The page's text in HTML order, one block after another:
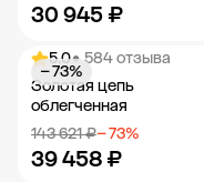
30 945 ₽
Добавить в
5.0• 584 отзыва
Золотая цепь
облегченная
143 621 ₽− 73%
39 458 ₽
− 73%